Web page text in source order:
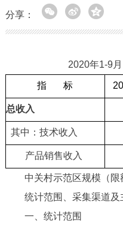
分享：
2020年1-
指 标
总收入
其中：技术收入
产品销售收入
中关村示范区规模（限
统计范围、采集渠道及
一、统计范围